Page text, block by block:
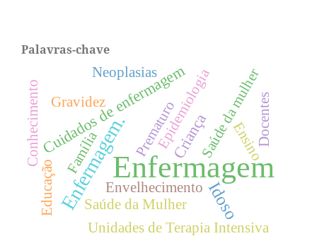
Palavras-chave
Enfermagem
Enfermagem. Idoso
Cuidados de enfermagemCriança
Envelhecimento
Saúde da mulher
Família Ensino
Epidemiologia
Neoplasias
Unidades de Terapia Intensiva
Saúde da Mulher
Docentes
Prematuro
Conhecimento
Educação
Gravidez